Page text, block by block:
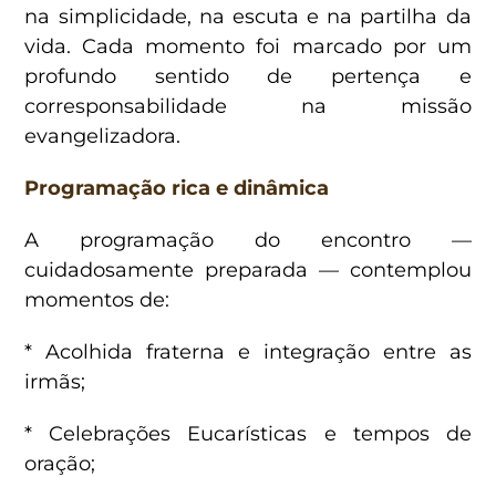
na simplicidade, na escuta e na partilha da
vida. Cada momento foi marcado por um
profundo sentido de pertença e
corresponsabilidade na missão
evangelizadora.
Programação rica e dinâmica
A programação do encontro —
cuidadosamente preparada — contemplou
momentos de:
* Acolhida fraterna e integração entre as
irmãs;
* Celebrações Eucarísticas e tempos de
oração;